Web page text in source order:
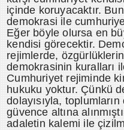
içinde koruyacaktır.
demokrasi ile
Eğer böyle olursa en
kendisi görecektir.
rejimlerde,
demokrasinin kuralları ile
Cumhuriyet rejiminde
hukuku yoktur. Çünkü
dolayısıyla,
güvence altına
adaletin kalemi ile